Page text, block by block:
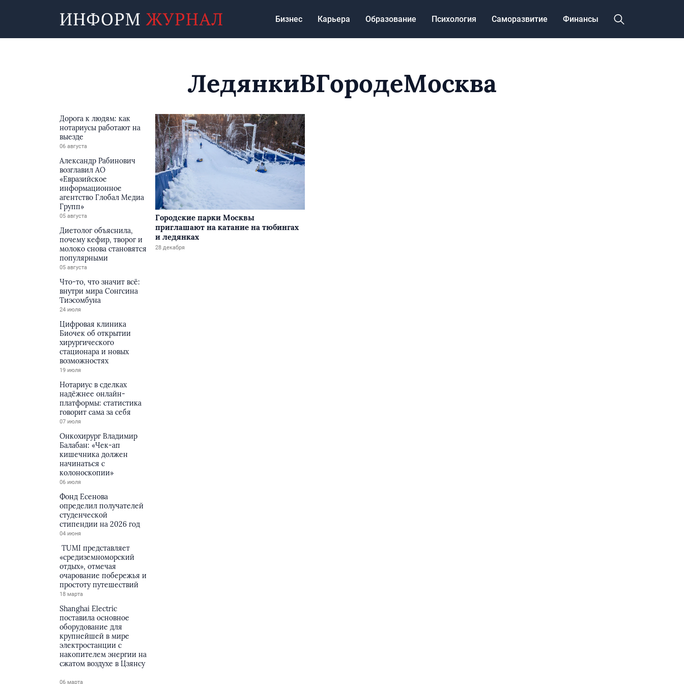
Бизнес Карьера Образование Психология Саморазвитие Финансы
ЛедянкиВГородеМосква
Дорога к людям: как
нотариусы работают на
выезде
06 августа
Александр Рабинович
возглавил АО
«Евразийское
информационное
агентство Глобал Медиа
Групп»
05 августа
Диетолог объяснила,
почему кефир, творог и
молоко снова становятся
популярными
05 августа
Что-то, что значит всё:
внутри мира Сонгсина
Тиэсомбуна
24 июля
Цифровая клиника
Биочек об открытии
хирургического
стационара и новых
возможностях
19 июля
Нотариус в сделках
надёжнее онлайн-
платформы: статистика
говорит сама за себя
07 июля
Онкохирург Владимир
Балабан: «Чек-ап
кишечника должен
начинаться с
колоноскопии»
06 июля
Фонд Есенова
определил получателей
студенческой
стипендии на 2026 год
04 июня
TUMI представляет
«средиземноморский
отдых», отмечая
очарование побережья и
простоту путешествий
18 марта
Shanghai Electric
поставила основное
оборудование для
крупнейшей в мире
электростанции с
накопителем энергии на
сжатом воздухе в Цзянсу
06 марта
Городские парки Москвы
приглашают на катание на тюбингах
и ледянках
28 декабря